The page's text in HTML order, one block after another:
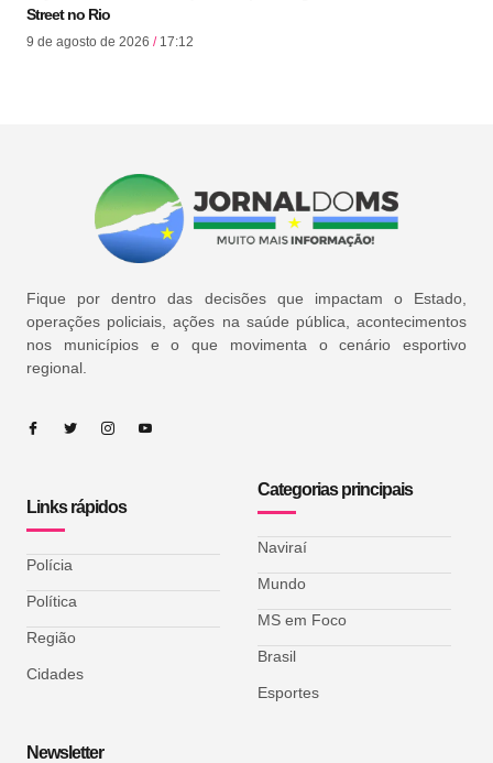
Street no Rio
9 de agosto de 2026 17:12
Fique por dentro das decisões que impactam o Estado,
operações policiais, ações na saúde pública, acontecimentos
nos municípios e o que movimenta o cenário esportivo
regional.
Links rápidos
Polícia
Política
Região
Cidades
Categorias principais
Naviraí
Mundo
MS em Foco
Brasil
Esportes
Newsletter